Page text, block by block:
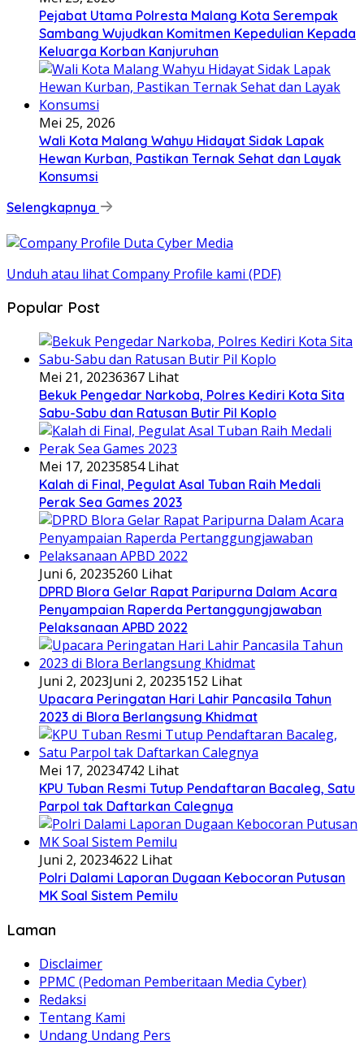
Pejabat Utama Polresta Malang Kota Serempak
Sambang Wujudkan Komitmen Kepedulian Kepada
Keluarga Korban Kanjuruhan
Mei 25, 2026
Wali Kota Malang Wahyu Hidayat Sidak Lapak
Hewan Kurban, Pastikan Ternak Sehat dan Layak
Konsumsi
Selengkapnya
Unduh atau lihat Company Profile kami (PDF)
Popular Post
Mei 21, 20236367 Lihat
Bekuk Pengedar Narkoba, Polres Kediri Kota Sita
Sabu-Sabu dan Ratusan Butir Pil Koplo
Mei 17, 20235854 Lihat
Kalah di Final, Pegulat Asal Tuban Raih Medali
Perak Sea Games 2023
Juni 6, 20235260 Lihat
DPRD Blora Gelar Rapat Paripurna Dalam Acara
Penyampaian Raperda Pertanggungjawaban
Pelaksanaan APBD 2022
Juni 2, 2023Juni 2, 20235152 Lihat
Upacara Peringatan Hari Lahir Pancasila Tahun
2023 di Blora Berlangsung Khidmat
Mei 17, 20234742 Lihat
KPU Tuban Resmi Tutup Pendaftaran Bacaleg, Satu
Parpol tak Daftarkan Calegnya
Juni 2, 20234622 Lihat
Polri Dalami Laporan Dugaan Kebocoran Putusan
MK Soal Sistem Pemilu
Laman
Disclaimer
PPMC (Pedoman Pemberitaan Media Cyber)
Redaksi
Tentang Kami
Undang Undang Pers